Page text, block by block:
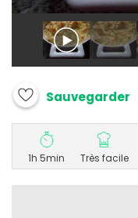
Sauvegarder
1h 5min Très facile